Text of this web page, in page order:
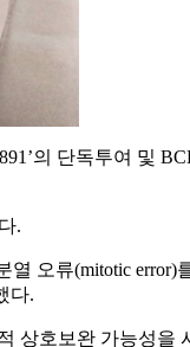
의 단독투여 및
.
오류(mitotic
다.
상호보완 가능성을